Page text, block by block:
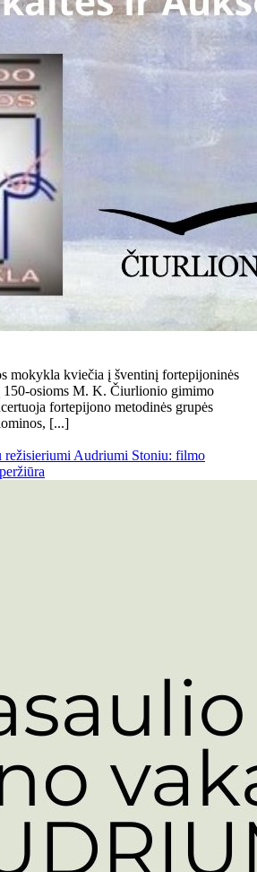
mokykla kviečia į šventinį fortepijoninės
150-osioms M. K. Čiurlionio gimimo
fortepijono metodinės grupės
[...]
režisieriumi Audriumi Stoniu: filmo